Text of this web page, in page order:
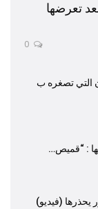
تعرضها
التي تصغره ب
: “قميص…
(فيديو)